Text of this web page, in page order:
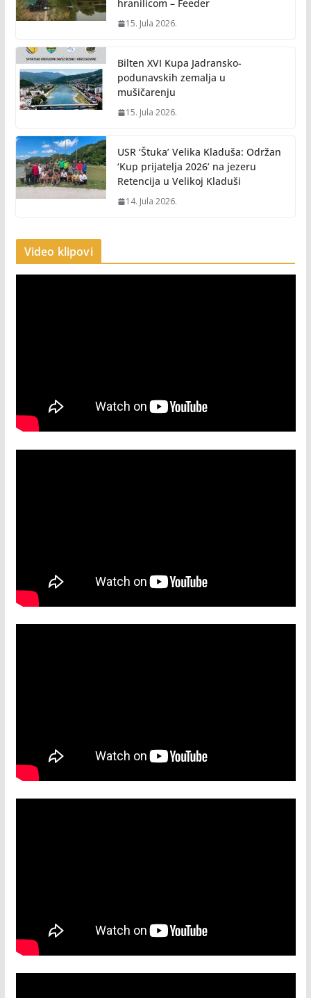
hranilicom – Feeder
15. Jula 2026.
Bilten XVI Kupa Jadransko-
podunavskih zemalja u
mušičarenju
15. Jula 2026.
USR ‘Štuka’ Velika Kladuša: Održan
‘Kup prijatelja 2026’ na jezeru
Retencija u Velikoj Kladuši
14. Jula 2026.
Video klipovi